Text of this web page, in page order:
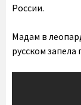
России.
Мадам в
русском